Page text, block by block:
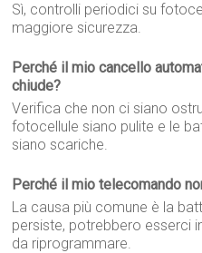
Sì, controlli periodici su
maggiore sicurezza.
Perché il mio cancello
chiude?
Verifica che non ci siano
fotocellule siano pulite e le
siano scariche.
Perché il mio telecomando
La causa più comune è la
persiste, potrebbero esserci
da riprogrammare.